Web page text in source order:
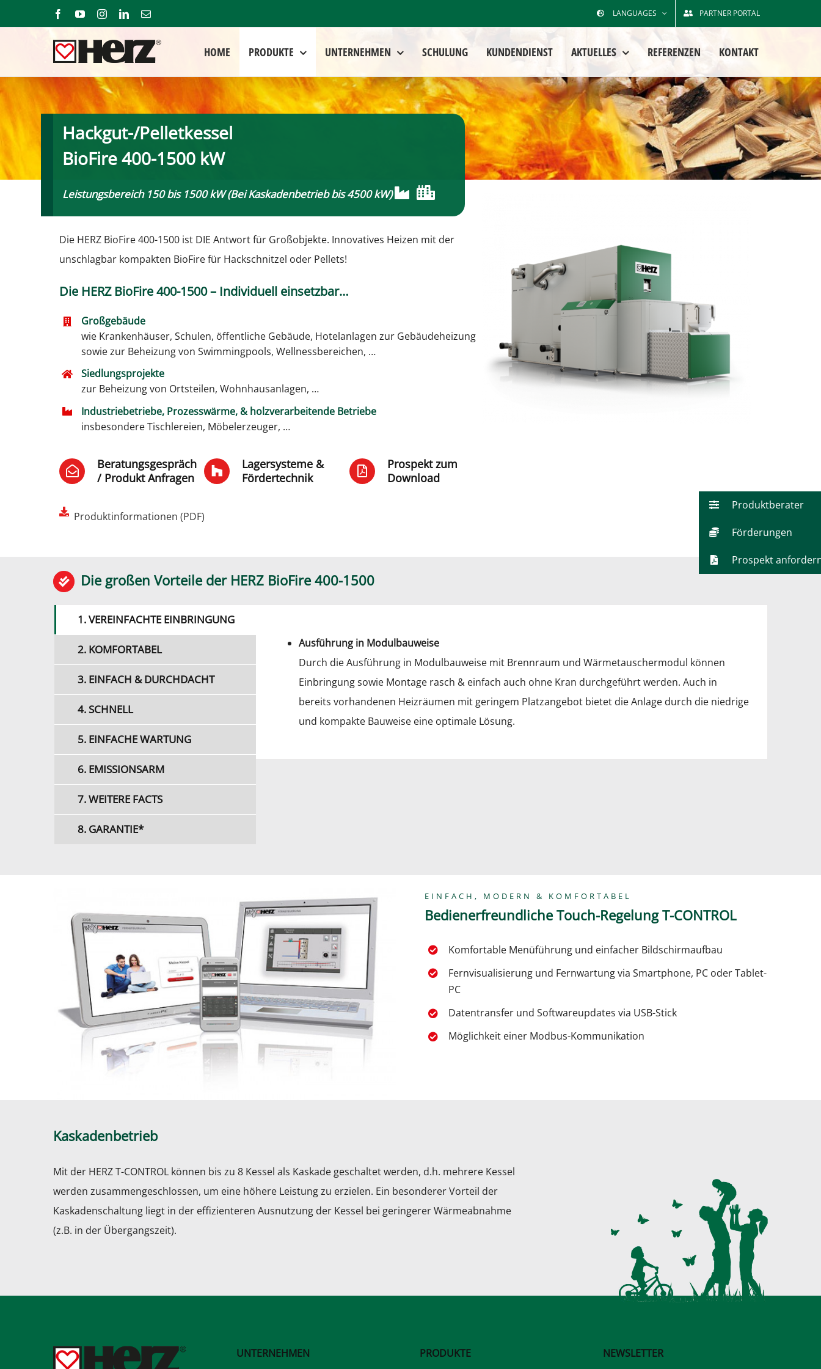
Inhalt
FacebookYouTubeInstagramLinkedIn
E-
LANGUAGES PARTNER PORTAL
HOME PRODUKTE UNTERNEHMEN SCHULUNG KUNDENDIENST AKTUELLES REFERENZEN KONTAKT
Hackgut-/Pelletkessel
BioFire 400-1500 kW
Leistungsbereich 150 bis 1500 kW (Bei Kaskadenbetrieb bis 4500 kW)
Die HERZ BioFire 400-1500 ist DIE Antwort für Großobjekte. Innovatives Heizen mit der
unschlagbar kompakten BioFire für Hackschnitzel oder Pellets!
Die HERZ BioFire 400-1500 – Individuell einsetzbar…
Großgebäude
wie Krankenhäuser, Schulen, öffentliche Gebäude, Hotelanlagen zur Gebäudeheizung
sowie zur Beheizung von Swimmingpools, Wellnessbereichen, …
Siedlungsprojekte
zur Beheizung von Ortsteilen, Wohnhausanlagen, …
Industriebetriebe, Prozesswärme, & holzverarbeitende Betriebe
insbesondere Tischlereien, Möbelerzeuger, …
Beratungsgespräch
/ Produkt Anfragen
Lagersysteme &
Fördertechnik
Prospekt zum
Download
Produktinformationen (PDF)
Die großen Vorteile der HERZ BioFire 400-1500
1. VEREINFACHTE EINBRINGUNG
2. KOMFORTABEL
3. EINFACH & DURCHDACHT
4. SCHNELL
5. EINFACHE WARTUNG
6. EMISSIONSARM
7. WEITERE FACTS
8. GARANTIE*
Ausführung in Modulbauweise
Durch die Ausführung in Modulbauweise mit Brennraum und Wärmetauschermodul können
Einbringung sowie Montage rasch & einfach auch ohne Kran durchgeführt werden. Auch in
bereits vorhandenen Heizräumen mit geringem Platzangebot bietet die Anlage durch die niedrige
und kompakte Bauweise eine optimale Lösung.
EINFACH, MODERN & KOMFORTABEL
Bedienerfreundliche Touch-Regelung T-CONTROL
Komfortable Menüführung und einfacher Bildschirmaufbau
Fernvisualisierung und Fernwartung via Smartphone, PC oder Tablet-
PC
Datentransfer und Softwareupdates via USB-Stick
Möglichkeit einer Modbus-Kommunikation
Kaskadenbetrieb
Mit der HERZ T-CONTROL können bis zu 8 Kessel als Kaskade geschaltet werden, d.h. mehrere Kessel
werden zusammengeschlossen, um eine höhere Leistung zu erzielen. Ein besonderer Vorteil der
Kaskadenschaltung liegt in der effizienteren Ausnutzung der Kessel bei geringerer Wärmeabnahme
(z.B. in der Übergangszeit).
UNTERNEHMEN PRODUKTE NEWSLETTER
Produktberater
Förderungen
Prospekt